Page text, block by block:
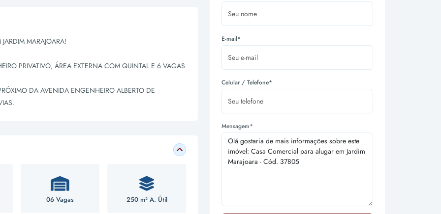
MARAJOARA!
PRIVATIVO, ÁREA EXTERNA COM QUINTAL E 6 VAGAS
DA AVENIDA ENGENHEIRO ALBERTO DE
06 Vagas 250 m² A. Útil
E-mail*
Celular / Telefone*
Mensagem*